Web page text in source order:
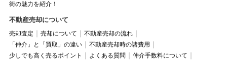
街の魅力を紹介！
不動産売却について
売却査定 売却について
不動産売却の流れ
「仲介」と「買取」の違い
不動産売却時の諸費用
少しでも高く売るポイント
よくある質問
仲介手数料について